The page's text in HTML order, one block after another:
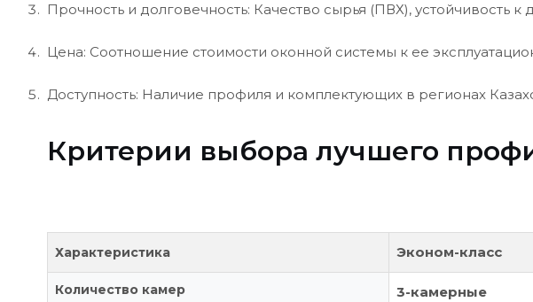
Прочность и долговечность: Качество сырья (ПВХ), устойчивость
Цена: Соотношение стоимости оконной системы к ее
Доступность: Наличие профиля и комплектующих в регионах
Критерии выбора лучшего
Характеристика Эконом-класс
Количество камер 3-камерные